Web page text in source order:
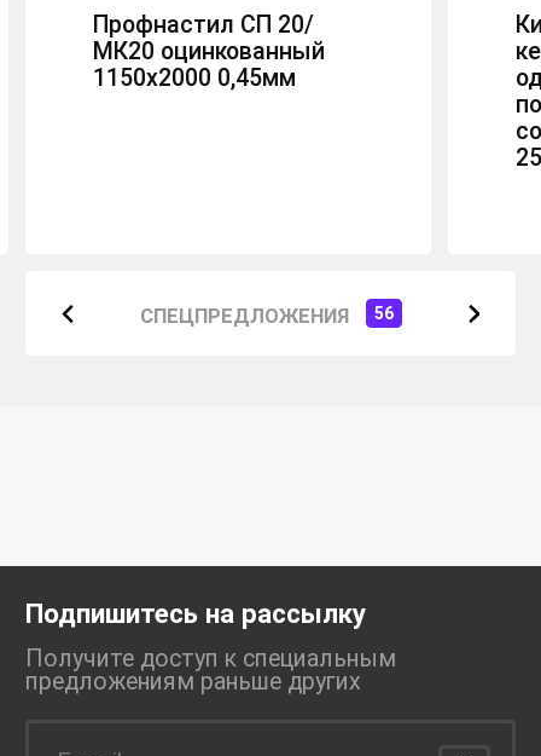
СПЕЦПРЕДЛОЖЕНИЯ 56
Профнастил СП 20/
МК20 оцинкованный
1150х2000 0,45мм
Подпишитесь на рассылку
Получите доступ к специальным
предложениям раньше других